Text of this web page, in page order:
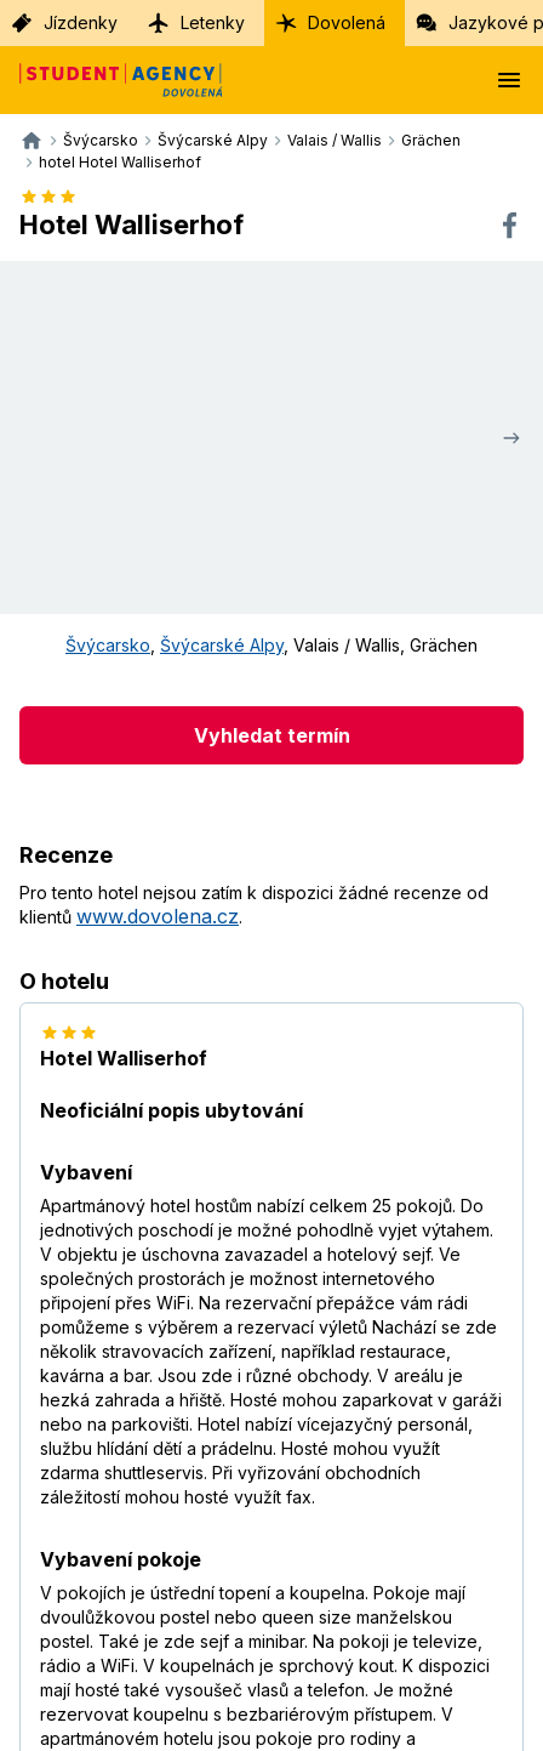
Jízdenky Letenky Dovolená Jazykové
Švýcarsko Švýcarské Alpy Valais / Wallis
Grächen
hotel Hotel Walliserhof
Hotel Walliserhof
Švýcarsko Švýcarské Alpy, Valais / Wallis Grächen
Vyhledat termín
Recenze
Pro tento hotel nejsou zatím k dispozici žádné recenze od
klientů www.dovolena.cz.
O hotelu
Hotel Walliserhof
Neoficiální popis ubytování
Vybavení
Apartmánový hotel hostům nabízí celkem 25 pokojů. Do
jednotivých poschodí je možné pohodlně vyjet výtahem.
V objektu je úschovna zavazadel a hotelový sejf. Ve
společných prostorách je možnost internetového
připojení přes WiFi. Na rezervační přepážce vám rádi
pomůžeme s výběrem a rezervací výletů Nachází se zde
několik stravovacích zařízení, například restaurace,
kavárna a bar. Jsou zde i různé obchody. V areálu je
hezká zahrada a hřiště. Hosté mohou zaparkovat v garáži
nebo na parkovišti. Hotel nabízí vícejazyčný personál,
službu hlídání dětí a prádelnu. Hosté mohou využít
zdarma shuttleservis. Při vyřizování obchodních
záležitostí mohou hosté využít fax.
Vybavení pokoje
V pokojích je ústřední topení a koupelna. Pokoje mají
dvoulůžkovou postel nebo queen size manželskou
postel. Také je zde sejf a minibar. Na pokoji je televize,
rádio a WiFi. V koupelnách je sprchový kout. K dispozici
mají hosté také vysoušeč vlasů a telefon. Je možné
rezervovat koupelnu s bezbariérovým přístupem. V
apartmánovém hotelu jsou pokoje pro rodiny a